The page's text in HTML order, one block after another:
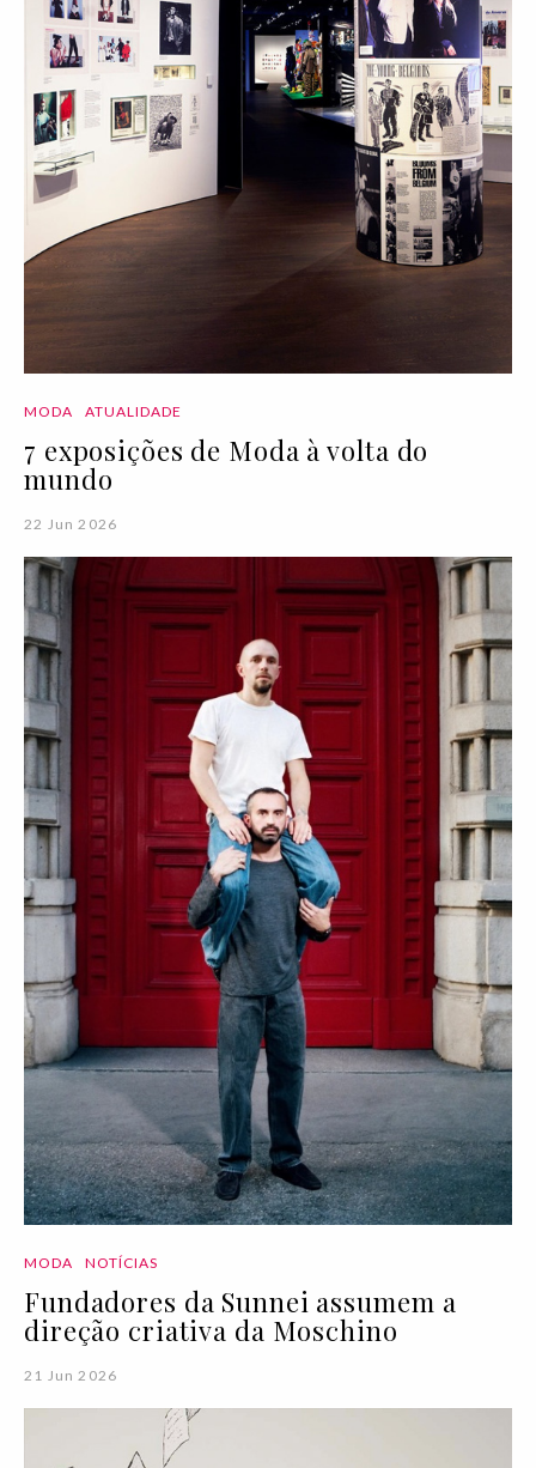
MODA ATUALIDADE
7 exposições de Moda à volta do
mundo
22 Jun 2026
MODA NOTÍCIAS
Fundadores da Sunnei assumem a
direção criativa da Moschino
21 Jun 2026